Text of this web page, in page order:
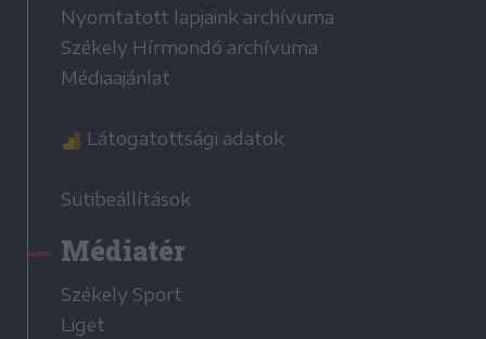
Nyomtatott lapjaink archívuma
Székely Hírmondó archívuma
Médiaajánlat
Látogatottsági adatok
Sütibeállítások
Médiatér
Székely Sport
Liget